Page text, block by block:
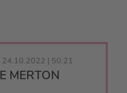
24.10.2022 | 50:21
MERTON